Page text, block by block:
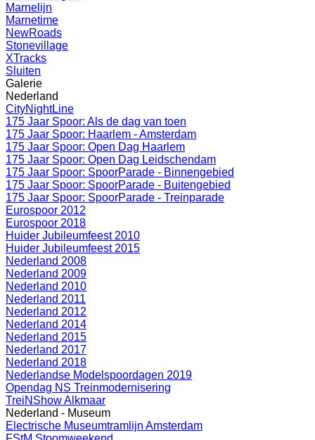
Marnelijn
Marnetime
NewRoads
Stonevillage
XTracks
Sluiten
Galerie
Nederland
CityNightLine
175 Jaar Spoor: Als de dag van toen
175 Jaar Spoor: Haarlem - Amsterdam
175 Jaar Spoor: Open Dag Haarlem
175 Jaar Spoor: Open Dag Leidschendam
175 Jaar Spoor: SpoorParade - Binnengebied
175 Jaar Spoor: SpoorParade - Buitengebied
175 Jaar Spoor: SpoorParade - Treinparade
Eurospoor 2012
Eurospoor 2018
Huider Jubileumfeest 2010
Huider Jubileumfeest 2015
Nederland 2008
Nederland 2009
Nederland 2010
Nederland 2011
Nederland 2012
Nederland 2014
Nederland 2015
Nederland 2017
Nederland 2018
Nederlandse Modelspoordagen 2019
Opendag NS Treinmodernisering
TreiNShow Alkmaar
Nederland - Museum
Electrische Museumtramlijn Amsterdam